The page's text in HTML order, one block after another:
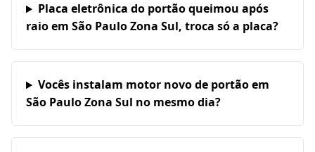
Placa eletrônica do portão queimou após
raio em São Paulo Zona Sul, troca só a placa?
Vocês instalam motor novo de portão em
São Paulo Zona Sul no mesmo dia?